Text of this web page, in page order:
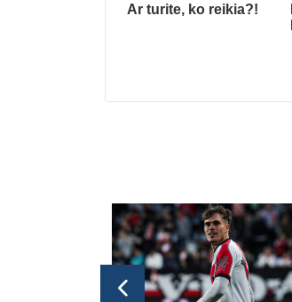
Ar turite, ko reikia?!